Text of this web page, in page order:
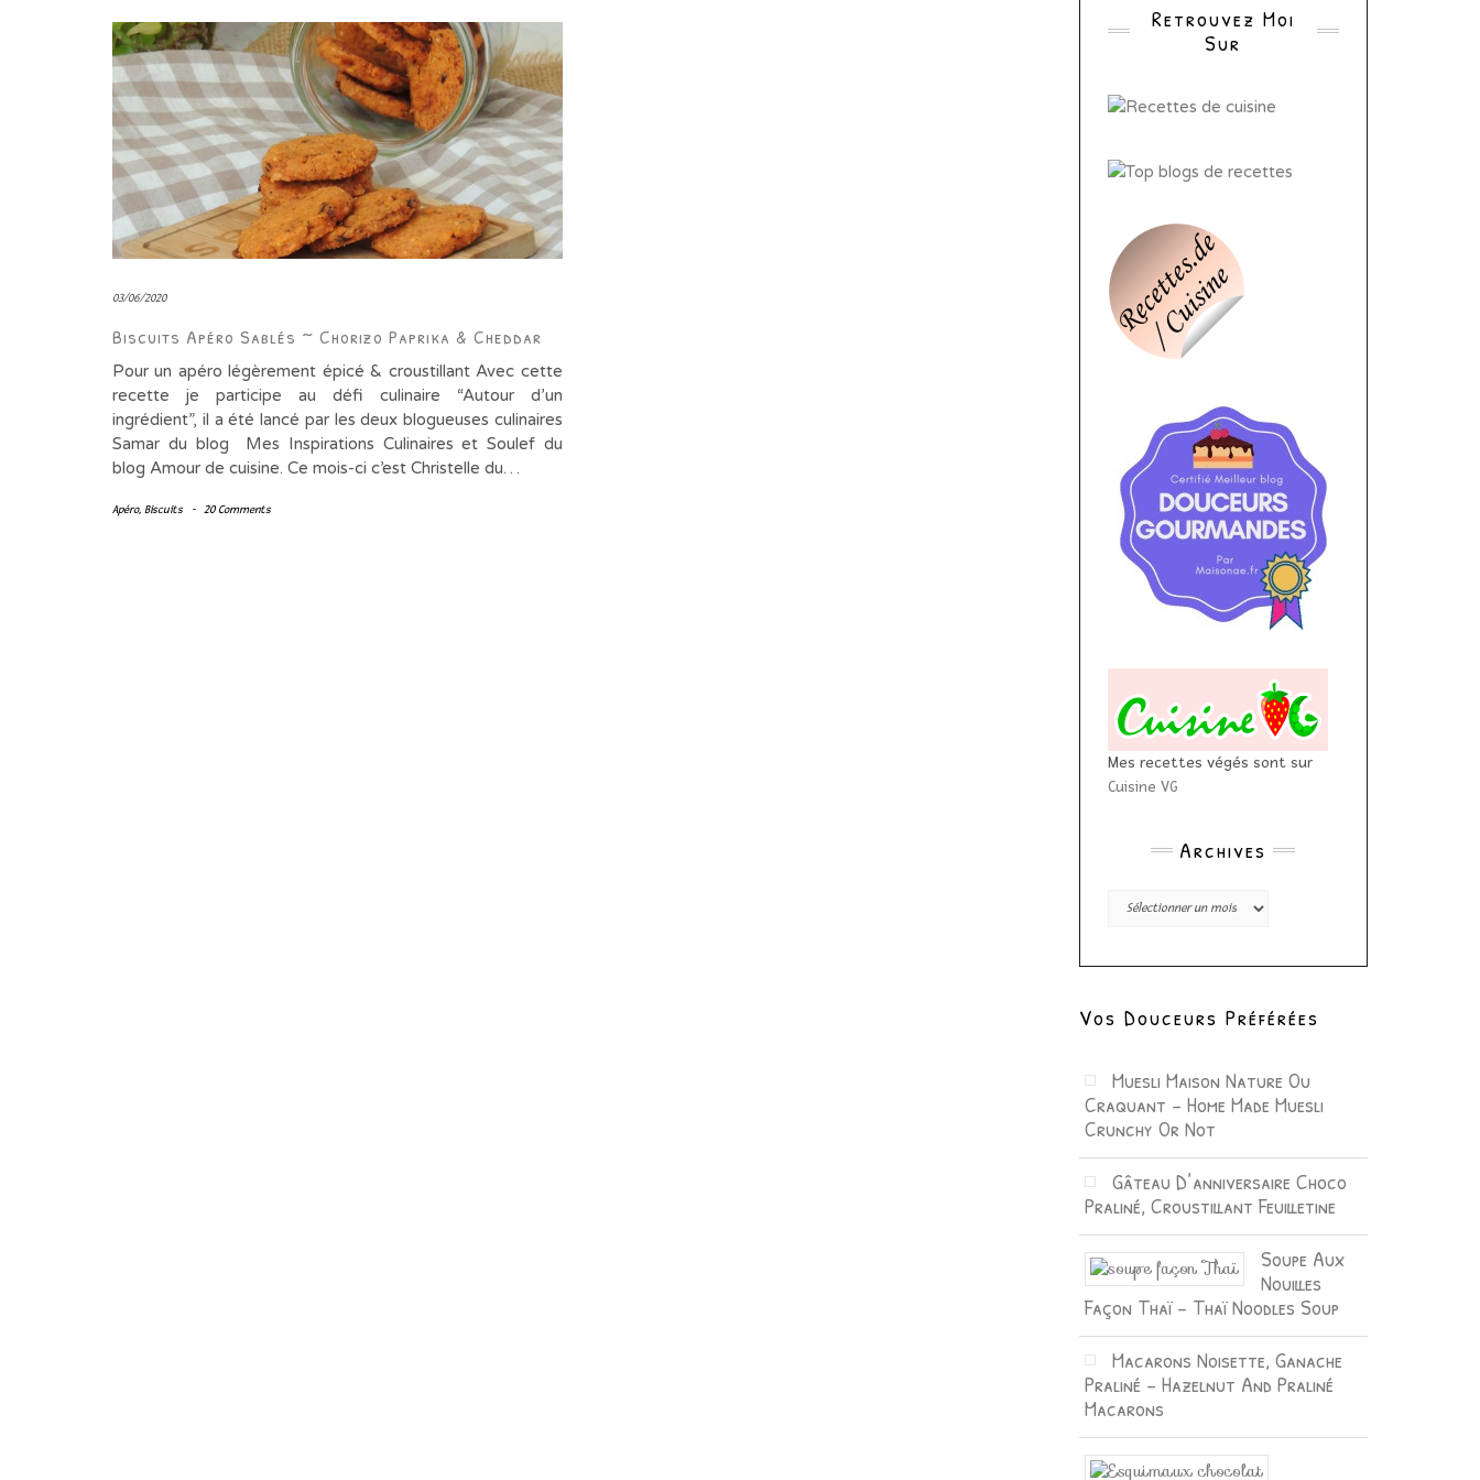
03/06/2020
Biscuits Apéro Sablés ~ Chorizo Paprika & Cheddar
Pour un apéro légèrement épicé & croustillant Avec cette
recette je participe au défi culinaire “Autour d’un
ingrédient”, il a été lancé par les deux blogueuses culinaires
Samar du blog Mes Inspirations Culinaires et Soulef du
blog Amour de cuisine. Ce mois-ci c’est Christelle du…
Apéro, Biscuits - 20 Comments
Retrouvez Moi
Sur
Mes recettes végés sont sur
Cuisine VG
Archives
Archives
Vos Douceurs Préférées
Muesli Maison Nature Ou
Craquant – Home Made Muesli
Crunchy Or Not
Gâteau D’anniversaire Choco
Praliné, Croustillant Feuilletine
Soupe Aux
Nouilles
Façon Thaï – Thaï Noodles Soup
Macarons Noisette, Ganache
Praliné – Hazelnut And Praliné
Macarons